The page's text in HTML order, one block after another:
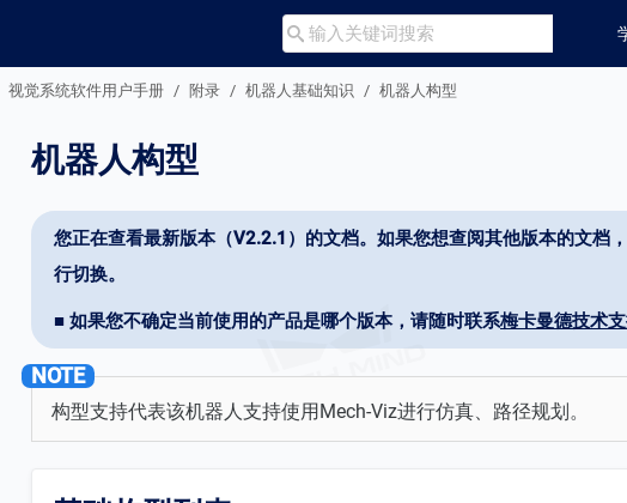

视觉系统软件用户手册 附录 机器人基础知识 机器人构型
机器人构型
您正在查看最新版本（V2.2.1）的文档。如果您想查阅其他版本的文档
行切换。
■ 如果您不确定当前使用的产品是哪个版本，请随时联系梅卡曼德技术
构型支持代表该机器人支持使用Mech-Viz进行仿真、路径规划。